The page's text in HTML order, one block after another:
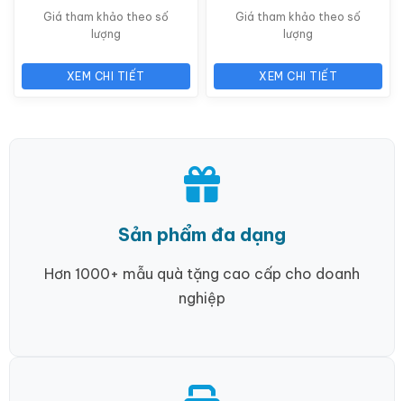
Giá tham khảo theo số
lượng
XEM CHI TIẾT
Giá tham khảo theo số
lượng
XEM CHI TIẾT
Sản phẩm đa dạng
Hơn 1000+ mẫu quà tặng cao cấp cho doanh
nghiệp